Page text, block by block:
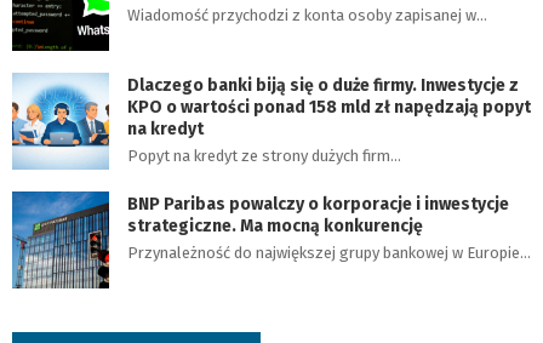
Wiadomość przychodzi z konta osoby zapisanej w…
Dlaczego banki biją się o duże firmy. Inwestycje z
KPO o wartości ponad 158 mld zł napędzają popyt
na kredyt
Popyt na kredyt ze strony dużych firm…
BNP Paribas powalczy o korporacje i inwestycje
strategiczne. Ma mocną konkurencję
Przynależność do największej grupy bankowej w Europie…